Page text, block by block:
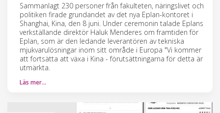
Sammanlagt 230 personer från fakulteten, näringslivet och
politiken firade grundandet av det nya Eplan-kontoret i
Shanghai, Kina, den 8 juni. Under ceremonin talade Eplans
verkställande direktör Haluk Menderes om framtiden för
Eplan, som är den ledande leverantören av tekniska
mjukvarulösningar inom sitt område i Europa "Vi kommer
att fortsätta att växa i Kina - förutsättningarna för detta är
utmärkta.
Läs mer…